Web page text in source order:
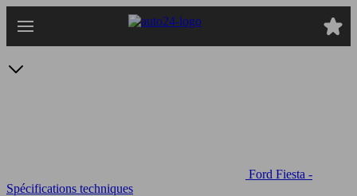
au
Ford Fiesta -
Spécifications techniques